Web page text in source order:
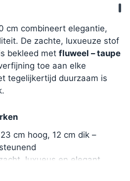
cm combineert elegantie,
De zachte, luxueuze stof
bekleed met fluweel – taupe
toe aan elke
tegelijkertijd duurzaam is
cm hoog, 12 cm dik –
luxueus en elegant